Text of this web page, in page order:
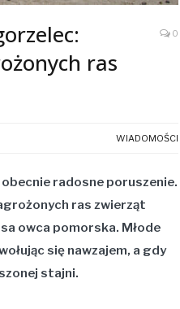
ras
0
WIADOMOŚCI
radosne poruszenie.
ras zwierząt
owca pomorska. Młode
się nawzajem, a gdy
stajni.